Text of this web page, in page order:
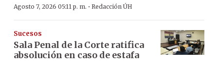
Agosto 7, 2026 05:11 p. m. · Redacción ÚH
Sucesos
Sala Penal de la Corte ratifica
absolución en caso de estafa